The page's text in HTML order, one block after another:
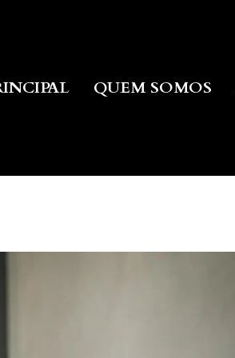
QUEM SOMOS